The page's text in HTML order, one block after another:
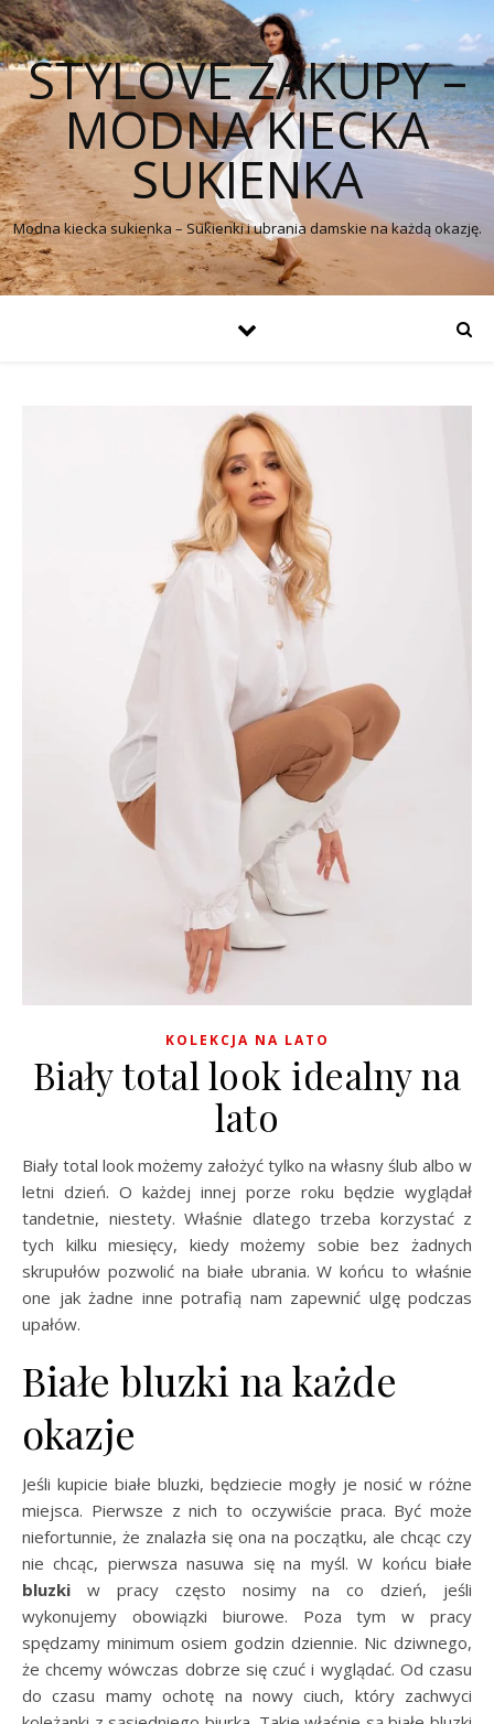
STYLOVE ZAKUPY –
MODNA KIECKA
SUKIENKA
Modna kiecka sukienka – Sukienki i ubrania damskie na każdą okazję.
KOLEKCJA NA LATO
Biały total look idealny na
lato
Biały total look możemy założyć tylko na własny ślub albo w
letni dzień. O każdej innej porze roku będzie wyglądał
tandetnie, niestety. Właśnie dlatego trzeba korzystać z
tych kilku miesięcy, kiedy możemy sobie bez żadnych
skrupułów pozwolić na białe ubrania. W końcu to właśnie
one jak żadne inne potrafią nam zapewnić ulgę podczas
upałów.
Białe bluzki na każde
okazje
Jeśli kupicie białe bluzki, będziecie mogły je nosić w różne
miejsca. Pierwsze z nich to oczywiście praca. Być może
niefortunnie, że znalazła się ona na początku, ale chcąc czy
nie chcąc, pierwsza nasuwa się na myśl. W końcu białe
bluzki w pracy często nosimy na co dzień, jeśli
wykonujemy obowiązki biurowe. Poza tym w pracy
spędzamy minimum osiem godzin dziennie. Nic dziwnego,
że chcemy wówczas dobrze się czuć i wyglądać. Od czasu
do czasu mamy ochotę na nowy ciuch, który zachwyci